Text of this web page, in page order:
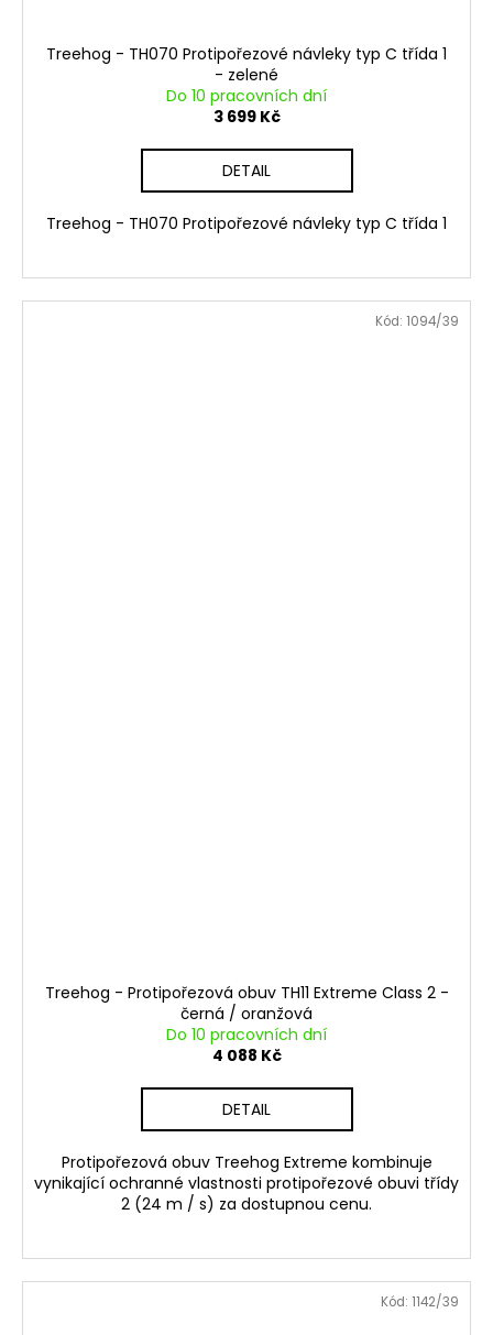
Treehog - TH070 Protipořezové návleky typ C třída 1
- zelené
Do 10 pracovních dní
3 699 Kč
DETAIL
Treehog - TH070 Protipořezové návleky typ C třída 1
Treehog - Protipořezová obuv TH11 Extreme Class 2 -
černá / oranžová
Do 10 pracovních dní
4 088 Kč
DETAIL
Protipořezová obuv Treehog Extreme kombinuje
vynikající ochranné vlastnosti protipořezové obuvi třídy
2 (24 m / s) za dostupnou cenu.
Kód: 1094/39
Kód: 1142/39